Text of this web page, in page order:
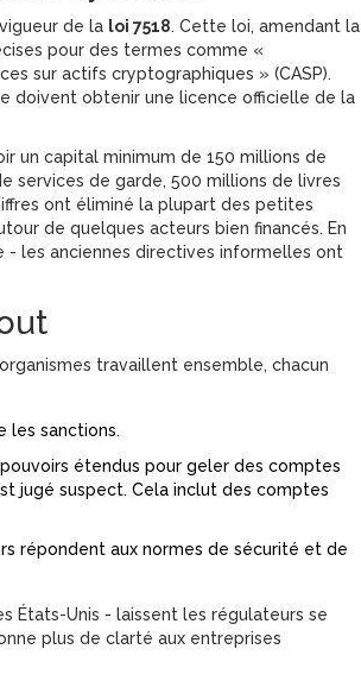
de la loi 7518. Cette loi, amendant la
pour des termes comme «
sur actifs cryptographiques » (CASP).
doivent obtenir une licence officielle de la
un capital minimum de 150 millions de
services de garde, 500 millions de livres
ont éliminé la plupart des petites
de quelques acteurs bien financés. En
les anciennes directives informelles ont
travaillent ensemble, chacun
les sanctions.
pouvoirs étendus pour geler des comptes
jugé suspect. Cela inclut des comptes
répondent aux normes de sécurité et de
États-Unis - laissent les régulateurs se
plus de clarté aux entreprises